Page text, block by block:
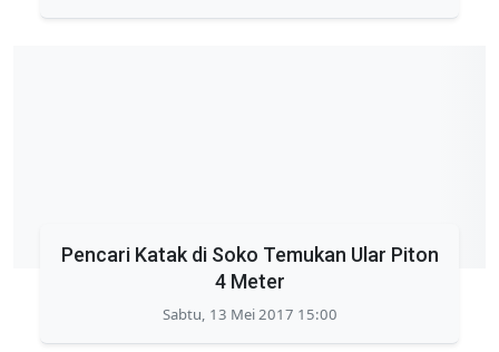
Pencari Katak di Soko Temukan Ular Piton
4 Meter
Sabtu, 13 Mei 2017 15:00